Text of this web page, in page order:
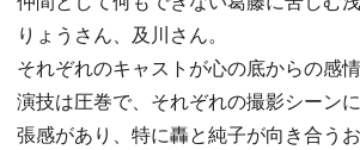
りょうさん、及川さん。
それぞれのキャストが心の底からの感
演技は圧巻で、それぞれの撮影シーン
張感があり、特に轟と純子が向き合う